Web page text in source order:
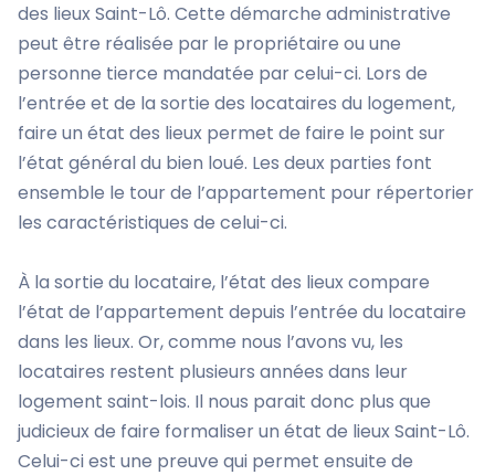
des lieux Saint-Lô. Cette démarche administrative
peut être réalisée par le propriétaire ou une
personne tierce mandatée par celui-ci. Lors de
l’entrée et de la sortie des locataires du logement,
faire un état des lieux permet de faire le point sur
l’état général du bien loué. Les deux parties font
ensemble le tour de l’appartement pour répertorier
les caractéristiques de celui-ci.
À la sortie du locataire, l’état des lieux compare
l’état de l’appartement depuis l’entrée du locataire
dans les lieux. Or, comme nous l’avons vu, les
locataires restent plusieurs années dans leur
logement saint-lois. Il nous parait donc plus que
judicieux de faire formaliser un état de lieux Saint-Lô.
Celui-ci est une preuve qui permet ensuite de